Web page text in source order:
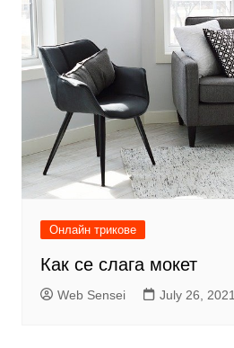
Онлайн трикове
Как се слага мокет
Web Sensei July 26, 2021